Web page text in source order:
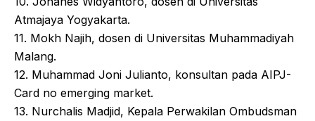
Atmajaya Yogyakarta.
11. Mokh Najih, dosen di Universitas Muhammadiyah
Malang.
12. Muhammad Joni Julianto, konsultan pada AIPJ-
Card no emerging market.
13. Nurchalis Madjid, Kepala Perwakilan Ombudsman